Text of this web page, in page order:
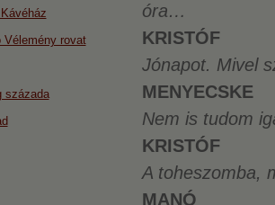
óra…
KRISTÓF
Jónapot. Mivel
MENYECSKE
Nem is tudom
KRISTÓF
A toheszomba,
MANÓ
Vélemény rovat
százada